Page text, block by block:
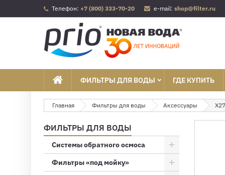
Телефон: +7 (800) 333-70-20 e-mail: shop@filter.ru
ФИЛЬТРЫ ДЛЯ ВОДЫ ГДЕ КУПИТЬ
Главная Фильтры для воды Аксессуары
ФИЛЬТРЫ ДЛЯ ВОДЫ
Системы обратного осмоса
Фильтры «под мойку»